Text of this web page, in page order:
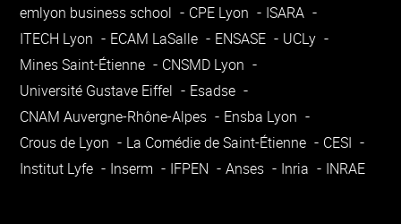
emlyon business school
CPE Lyon
ISARA
ITECH Lyon
ECAM LaSalle ENSASE
UCLy
Mines Saint-Étienne
CNSMD Lyon
Université Gustave Eiffel
Esadse
CNAM Auvergne-Rhône-Alpes
Ensba Lyon
Crous de Lyon
La Comédie de Saint-Étienne
CESI
Institut Lyfe
Inserm IFPEN Anses Inria INRAE